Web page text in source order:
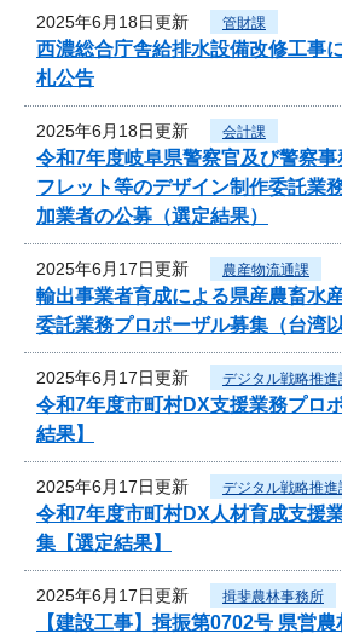
2025年6月18日更新 管財課
西濃総合庁舎給排水設備改修工事
札公告
2025年6月18日更新 会計課
令和7年度岐阜県警察官及び警察
フレット等のデザイン制作委託業
加業者の公募（選定結果）
2025年6月17日更新 農産物流通課
輸出事業者育成による県産農畜水
委託業務プロポーザル募集（台湾
2025年6月17日更新 デジタル戦略推進
令和7年度市町村DX支援業務プロ
結果】
2025年6月17日更新 デジタル戦略推進
令和7年度市町村DX人材育成支援
集【選定結果】
2025年6月17日更新 揖斐農林事務所
【建設工事】揖振第0702号 県営